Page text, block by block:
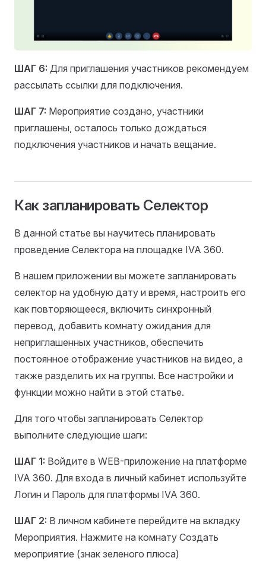
ШАГ 6: Для приглашения участников рекомендуем
рассылать ссылки для подключения.
ШАГ 7: Мероприятие создано, участники
приглашены, осталось только дождаться
подключения участников и начать вещание.
Как запланировать Селектор
В данной статье вы научитесь планировать
проведение Селектора на площадке IVA 360.
В нашем приложении вы можете запланировать
селектор на удобную дату и время, настроить его
как повторяющееся, включить синхронный
перевод, добавить комнату ожидания для
неприглашенных участников, обеспечить
постоянное отображение участников на видео, а
также разделить их на группы. Все настройки и
функции можно найти в этой статье.
Для того чтобы запланировать Селектор
выполните следующие шаги:
ШАГ 1: Войдите в WEB-приложение на платформе
IVA 360. Для входа в личный кабинет используйте
Логин и Пароль для платформы IVA 360.
ШАГ 2: В личном кабинете перейдите на вкладку
Мероприятия. Нажмите на комнату Создать
мероприятие (знак зеленого плюса)